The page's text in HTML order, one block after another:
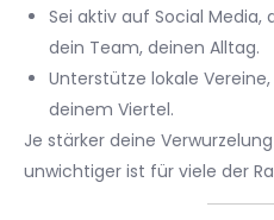
Sei aktiv auf Social
dein Team, deinen Alltag.
Unterstütze lokale
deinem Viertel.
Je stärker deine
unwichtiger ist für viele der